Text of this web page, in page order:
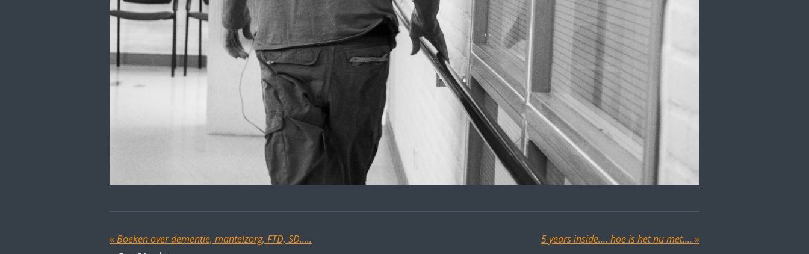
« Boeken over dementie, mantelzorg, FTD, SD..... 5 years inside.... hoe is het nu met.... »